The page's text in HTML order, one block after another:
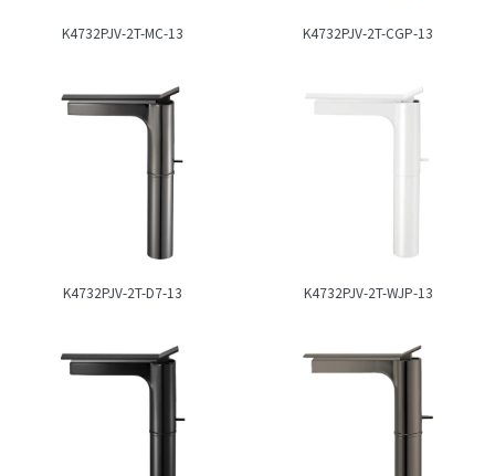
K4732PJV-2T-MC-13 K4732PJV-2T-CGP-13
K4732PJV-2T-D7-13 K4732PJV-2T-WJP-13